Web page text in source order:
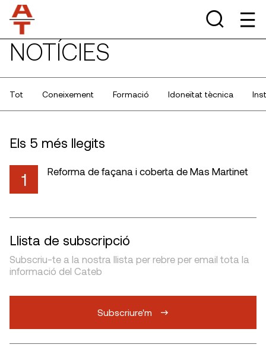
NOTÍCIES
Tot Coneixement Formació Idoneïtat tècnica
Els 5 més llegits
1 Reforma de façana i coberta de Mas Martinet
Llista de subscripció
Subscriu-te a la nostra llista per rebre per email tota la
informació del Cateb
Subscriure'm